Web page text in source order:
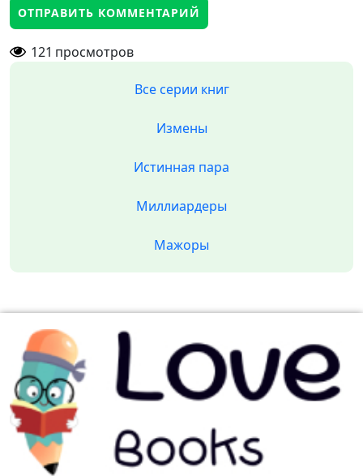
121 просмотров
Все серии книг
Измены
Истинная пара
Миллиардеры
Мажоры